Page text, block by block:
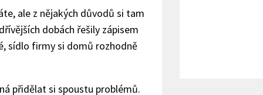
ale z nějakých důvodů si tam
dobách řešily zápisem
sídlo firmy si domů rozhodně
přidělat si spoustu problémů.